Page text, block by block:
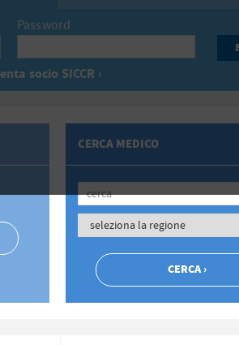
Password
socio SICCR ›
CERCA MEDICO